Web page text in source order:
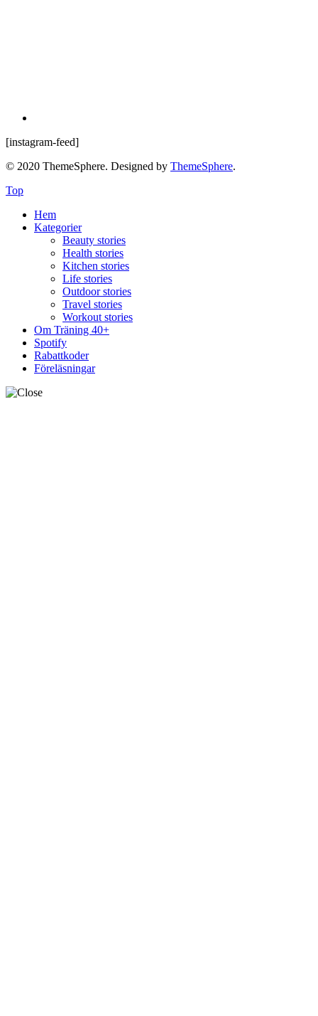
[instagram-feed]
© 2020 ThemeSphere. Designed by ThemeSphere.
Top
Hem
Kategorier
Beauty stories
Health stories
Kitchen stories
Life stories
Outdoor stories
Travel stories
Workout stories
Om Träning 40+
Spotify
Rabattkoder
Föreläsningar